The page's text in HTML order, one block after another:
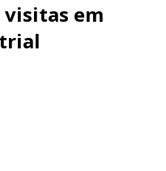
a
a transmissão
produção.
visitas em